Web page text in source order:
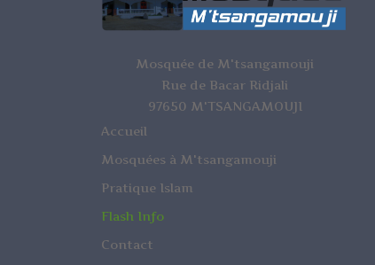
Mosquée de M'tsangamouji
Rue de Bacar Ridjali
97650 M'TSANGAMOUJI
Accueil
Mosquées à M'tsangamouji
Pratique Islam
Flash Info
Contact